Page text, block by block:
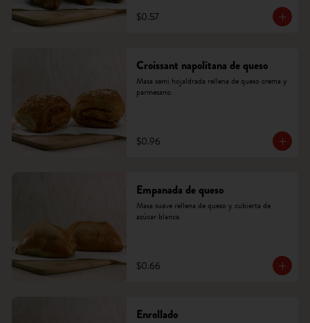
$0.57
Croissant napolitana de queso
Masa semi hojaldrada rellena de queso crema y
parmesano.
$0.96
Empanada de queso
Masa suave rellena de queso y cubierta de
azúcar blanca.
$0.66
Enrollado